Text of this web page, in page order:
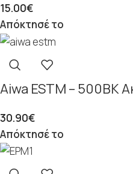
15.00€
Απόκτησέ το
Aiwa ESTM – 500ΒΚ
30.90€
Απόκτησέ το